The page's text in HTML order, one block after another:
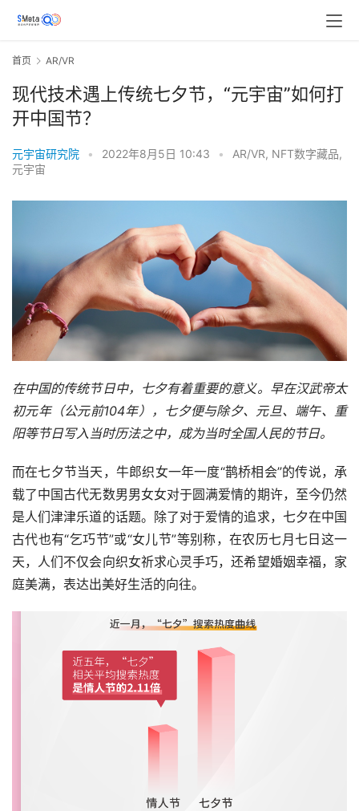
首页 AR/VR
现代技术遇上传统七夕节，“元宇宙”如何打
开中国节？
元宇宙研究院 • 2022年8月5日 10:43 • AR/VR, NFT数字藏品,
元宇宙
在中国的传统节日中，七夕有着重要的意义。早在汉武帝太
初元年（公元前104年），七夕便与除夕、元旦、端午、重
阳等节日写入当时历法之中，成为当时全国人民的节日。
而在七夕节当天，牛郎织女一年一度“鹊桥相会”的传说，承
载了中国古代无数男男女女对于圆满爱情的期许，至今仍然
是人们津津乐道的话题。除了对于爱情的追求，七夕在中国
古代也有“乞巧节”或“女儿节”等别称，在农历七月七日这一
天，人们不仅会向织女祈求心灵手巧，还希望婚姻幸福，家
庭美满，表达出美好生活的向往。